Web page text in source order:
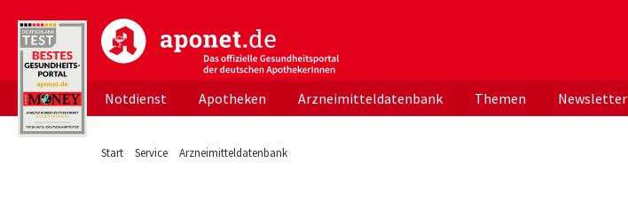
aponet.de - Das offizielle Gesundheitsportal der deutschen ApothekerInnen
Notdienst Apotheken Arzneimitteldatenbank Themen Newsletter
Start Service Arzneimitteldatenbank